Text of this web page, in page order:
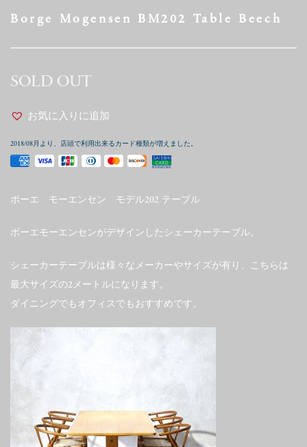
Borge Mogensen BM202 Table Beech
SOLD OUT
お気に入りに追加
2018/08月より、店頭で利用出来るカード種類が増えました。
ボーエ モーエンセン モデル202 テーブル
ボーエモーエンセンがデザインしたシェーカーテーブル。
シェーカーテーブルは様々なメーカーやサイズが有り、こちらは
最大サイズの2メートルになります。
ダイニングでもオフィスでもおすすめです。